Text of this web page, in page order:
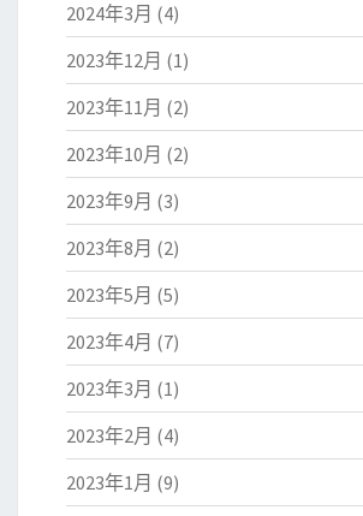
2024年3月 (4)
2023年12月 (1)
2023年11月 (2)
2023年10月 (2)
2023年9月 (3)
2023年8月 (2)
2023年5月 (5)
2023年4月 (7)
2023年3月 (1)
2023年2月 (4)
2023年1月 (9)